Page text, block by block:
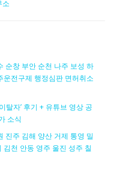
순창 부안 순천 나주 보성 하
운전구제 행정심판 면허취소
탈자’ 후기 + 유튜브 영상 공
소식
진주 김해 양산 거제 통영 밀
천 안동 영주 울진 성주 칠